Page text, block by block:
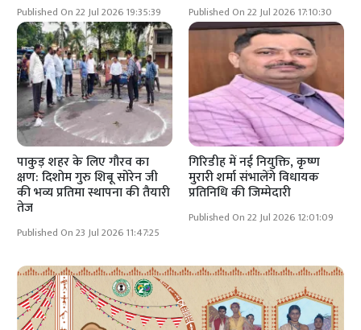
Published On 22 Jul 2026 19:35:39 Published On 22 Jul 2026 17:10:30
पाकुड़ शहर के लिए गौरव का
क्षण: दिशोम गुरु शिबू सोरेन जी
की भव्य प्रतिमा स्थापना की तैयारी
तेज
Published On 23 Jul 2026 11:47:25
गिरिडीह में नई नियुक्ति, कृष्ण
मुरारी शर्मा संभालेंगे विधायक
प्रतिनिधि की जिम्मेदारी
Published On 22 Jul 2026 12:01:09